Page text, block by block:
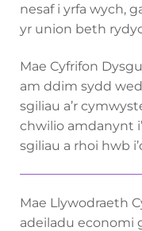
nesaf i yrfa wych,
yr union beth
Mae Cyfrifon
am ddim sydd
sgiliau a’r
chwilio amdanynt
sgiliau a rhoi hwb
Mae Llywodraeth
adeiladu economi